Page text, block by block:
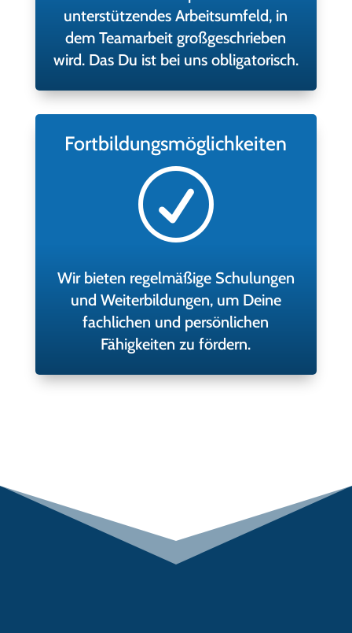
unterstützendes Arbeitsumfeld, in
dem Teamarbeit großgeschrieben
wird. Das Du ist bei uns obligatorisch.
Fortbildungsmöglichkeiten
R
Wir bieten regelmäßige Schulungen
und Weiterbildungen, um Deine
fachlichen und persönlichen
Fähigkeiten zu fördern.